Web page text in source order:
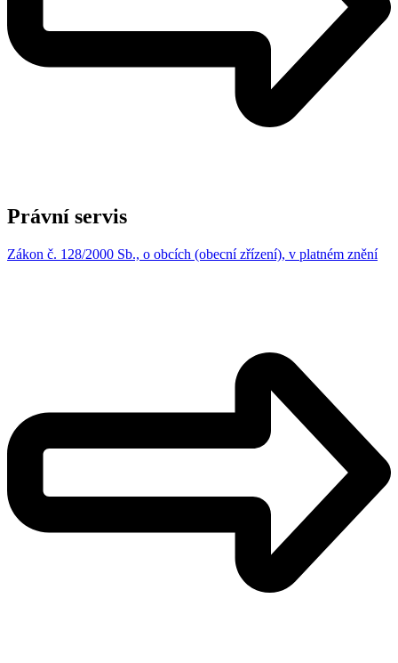
Právní servis
Zákon č. 128/2000 Sb., o obcích (obecní zřízení), v platném znění